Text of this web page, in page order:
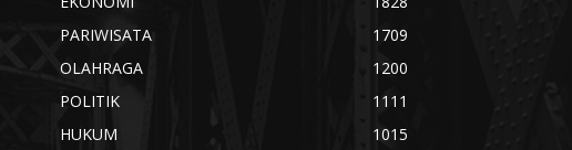
PARIWISATA
1709
OLAHRAGA
1200
POLITIK
1111
HUKUM
1015